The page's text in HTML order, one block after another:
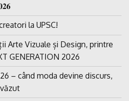
la UPSC!
Arte Vizuale și Design, printre
GENERATION 2026
– când moda devine discurs,